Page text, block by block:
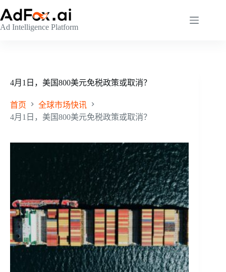
至
内
Ad Intelligence Platform
4月1日，美国800美元免税政策或取消？
首页
全球市场快讯
4月1日，美国800美元免税政策或取消？